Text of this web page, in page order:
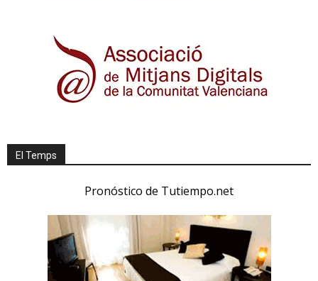
El Temps
Pronóstico de Tutiempo.net